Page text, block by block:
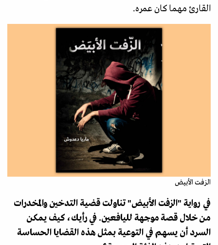
القارئ مهما كان عمره.
الزفت الأبيض
في رواية "الزفت الأبيض" تناولت قضية التدخين والمخدرات
من خلال قصة موجهة لليافعين. في رأيك، كيف يمكن
السرد أن يسهم في التوعية بمثل هذه القضايا الحساسة